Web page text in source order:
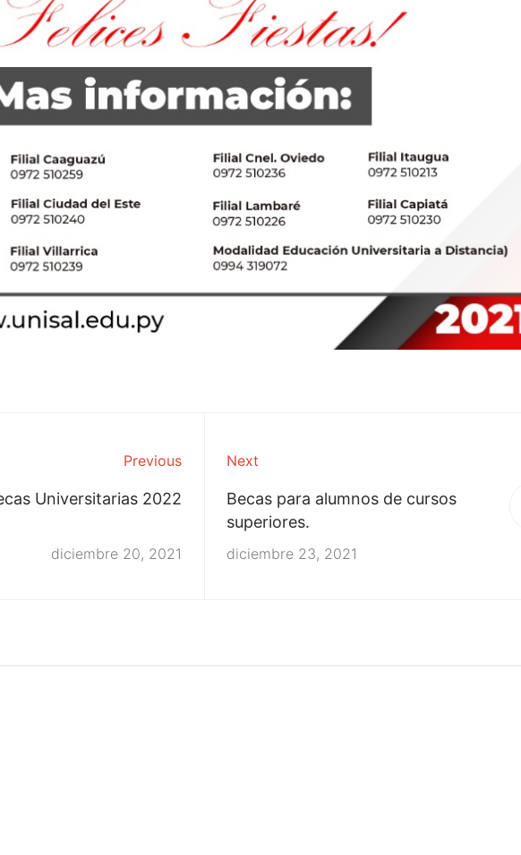
Previous
Universitarias 2022
diciembre 20, 2021
Next
Becas para alumnos de cursos
superiores.
diciembre 23, 2021